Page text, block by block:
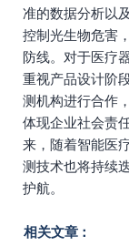
准的数据分析以
控制光生物危害
防线。对于医疗
重视产品设计阶
测机构进行合作
体现企业社会责
来，随着智能医
测技术也将持续
护航。
相关文章：